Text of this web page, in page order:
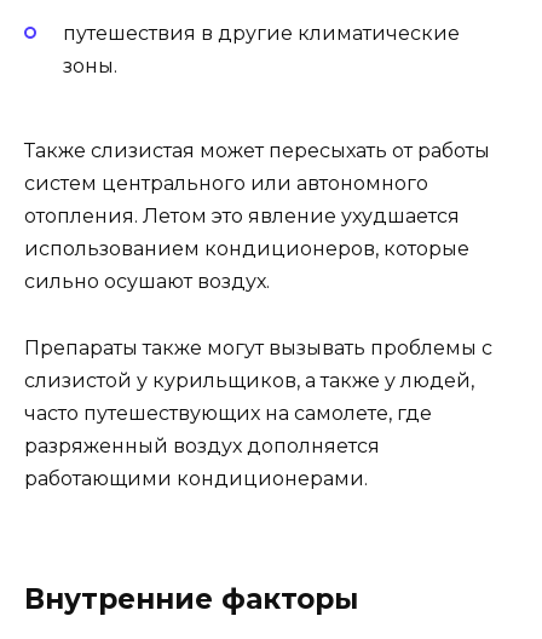
путешествия в другие климатические
зоны.
Также слизистая может пересыхать от работы
систем центрального или автономного
отопления. Летом это явление ухудшается
использованием кондиционеров, которые
сильно осушают воздух.
Препараты также могут вызывать проблемы с
слизистой у курильщиков, а также у людей,
часто путешествующих на самолете, где
разряженный воздух дополняется
работающими кондиционерами.
Внутренние факторы